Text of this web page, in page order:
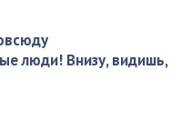
люди! Внизу, видишь,